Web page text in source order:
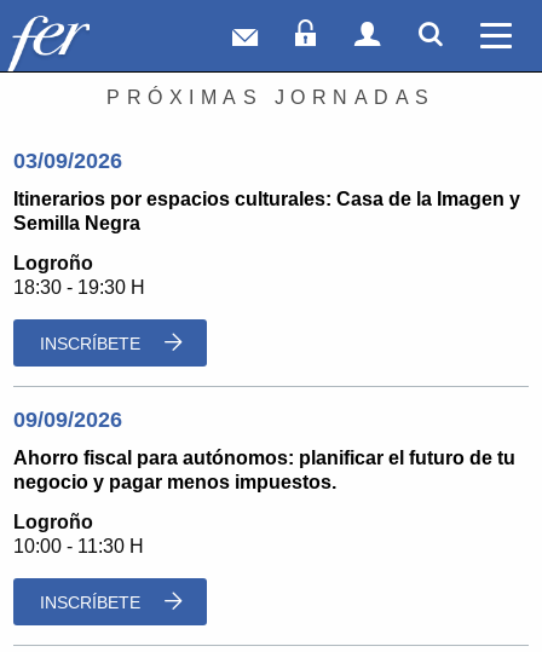
Correo webAcceso Socios
Acceso
PRÓXIMAS JORNADAS
03/09/2026
Itinerarios por espacios culturales: Casa de la Imagen y
Semilla Negra
Logroño
18:30 - 19:30 H
INSCRÍBETE
09/09/2026
Ahorro fiscal para autónomos: planificar el futuro de tu
negocio y pagar menos impuestos.
Logroño
10:00 - 11:30 H
INSCRÍBETE